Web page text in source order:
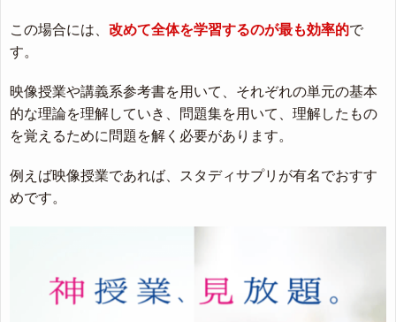
この場合には、 改めて全体を学習するのが最も効率的で
す。
映像授業や講義系参考書を用いて、それぞれの単元の基本
的な理論を理解していき、問題集を用いて、理解したもの
を覚えるために問題を解く必要があります。
例えば映像授業であれば、スタディサプリが有名でおすす
めです。